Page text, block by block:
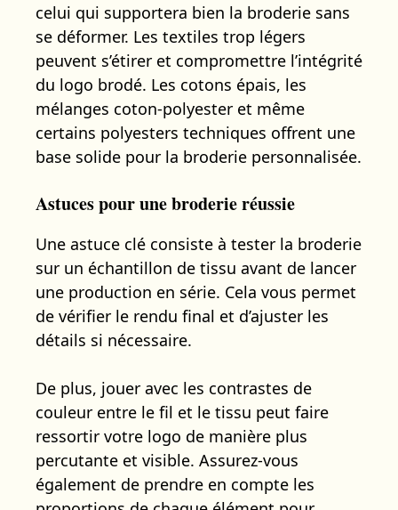
celui qui supportera bien la broderie sans
se déformer. Les textiles trop légers
peuvent s’étirer et compromettre l’intégrité
du logo brodé. Les cotons épais, les
mélanges coton-polyester et même
certains polyesters techniques offrent une
base solide pour la broderie personnalisée.
Astuces pour une broderie réussie
Une astuce clé consiste à tester la broderie
sur un échantillon de tissu avant de lancer
une production en série. Cela vous permet
de vérifier le rendu final et d’ajuster les
détails si nécessaire.
De plus, jouer avec les contrastes de
couleur entre le fil et le tissu peut faire
ressortir votre logo de manière plus
percutante et visible. Assurez-vous
également de prendre en compte les